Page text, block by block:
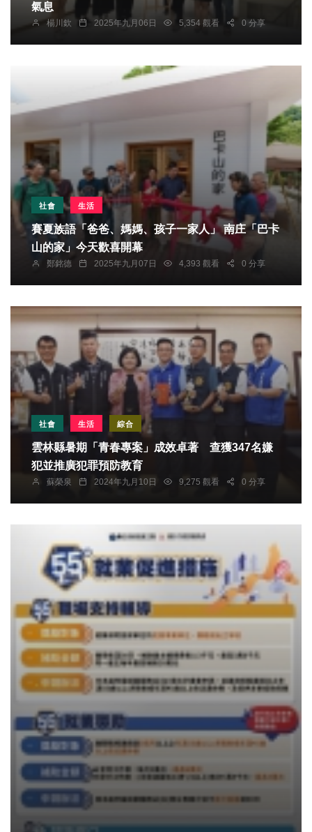
氣息
楊川欽 2025年九月06日 5,354 觀看 0 分享
社會 生活
賽夏族語「爸爸、媽媽、孩子一家人」 南庄「巴卡
山的家」今天歡喜開幕
鄭銘德 2025年九月07日 4,393 觀看 0 分享
社會 生活 綜合
雲林縣暑期「青春專案」成效卓著 查獲347名嫌
犯並推廣犯罪預防教育
蘇榮泉 2024年九月10日 9,275 觀看 0 分享